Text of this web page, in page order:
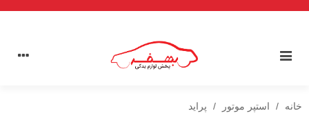
خانه / استپر موتور / پراید